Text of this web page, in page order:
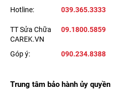
Hotline: 039.365.3333
TT Sửa Chữa
CAREK.VN
09.1800.5859
Góp ý: 090.234.8388
Trung tâm bảo hành ủy quyền